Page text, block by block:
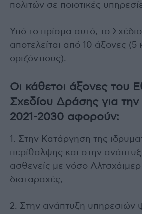
πολιτών σε ποιοτικές
Υπό το πρίσμα αυτό, το
αποτελείται από 10 άξονες (5
οριζόντιους).
Οι κάθετοι άξονες του
Σχεδίου Δράσης για την
2021-2030 αφορούν:
1. Στην Κατάργηση της
περίθαλψης και στην
ασθενείς με νόσο
διαταραχές,
2. Στην ανάπτυξη υπηρεσιών